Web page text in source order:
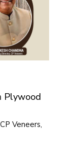
Plywood
Veneers,